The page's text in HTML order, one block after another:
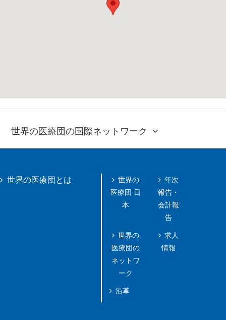
世界の医療団の国際ネットワーク
世界の医療団とは
世界の
医療団 日
本
世界の
医療団の
ネットワ
ーク
沿革
年次
報告・
会計報
告
求人
情報